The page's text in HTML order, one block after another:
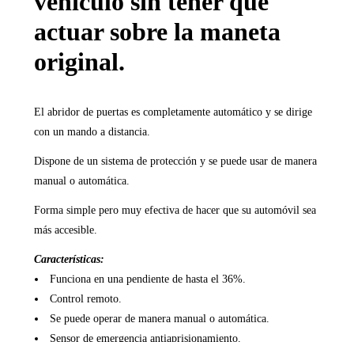
actuar sobre la maneta
original.
El abridor de puertas es completamente automático y se dirige
con un mando a distancia.
Dispone de un sistema de protección y se puede usar de manera
manual o automática.
Forma simple pero muy efectiva de hacer que su automóvil sea
más accesible.
Características:
Funciona en una pendiente de hasta el 36%.
Control remoto.
Se puede operar de manera manual o automática.
Sensor de emergencia antiaprisionamiento.